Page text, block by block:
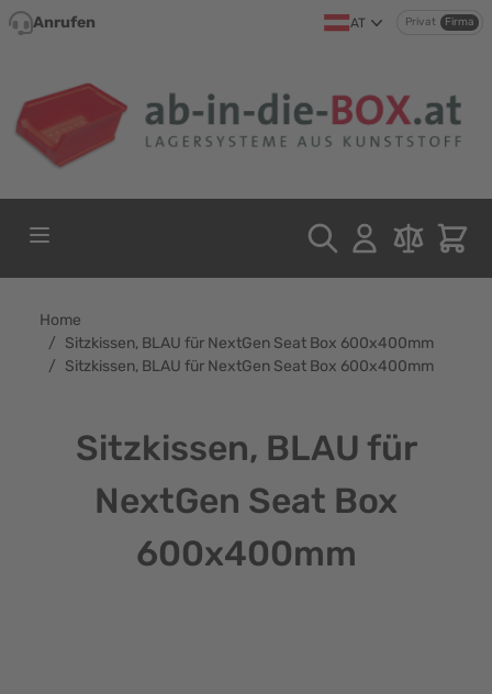
Direkt zum Inhalt
Anrufen AT Privat Firma
Home
/ Sitzkissen, BLAU für NextGen Seat Box 600x400mm
/ Sitzkissen, BLAU für NextGen Seat Box 600x400mm
Sitzkissen, BLAU für
NextGen Seat Box
600x400mm